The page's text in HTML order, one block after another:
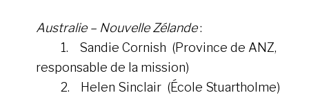
Australie – Nouvelle Zélande:
1. Sandie Cornish (Province de ANZ,
responsable de la mission)
2. Helen Sinclair (École Stuartholme)